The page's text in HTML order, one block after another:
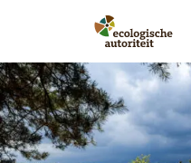
Ecologische Autoriteit